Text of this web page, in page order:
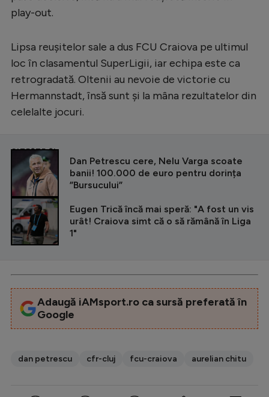
play-out.
Lipsa reușitelor sale a dus FCU Craiova pe ultimul
loc în clasamentul SuperLigii, iar echipa este ca
retrogradată. Oltenii au nevoie de victorie cu
Hermannstadt, însă sunt și la mâna rezultatelor din
celelalte jocuri.
CITEȘTE ȘI
Dan Petrescu cere, Nelu Varga scoate
banii! 100.000 de euro pentru dorința
”Bursucului”
Eugen Trică încă mai speră: "A fost un vis
urât! Craiova simt că o să rămână în Liga
1"
Adaugă iAMsport.ro ca sursă preferată în
Google
dan petrescu cfr-cluj fcu-craiova aurelian chitu